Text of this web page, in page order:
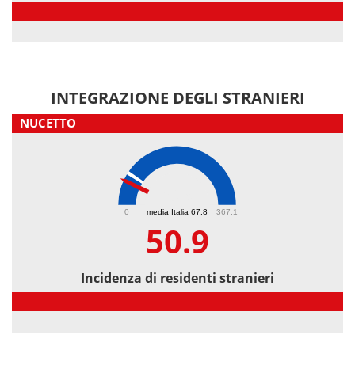
INTEGRAZIONE DEGLI STRANIERI
NUCETTO
media Italia 67.8
0 367.1
50.9
Incidenza di residenti stranieri